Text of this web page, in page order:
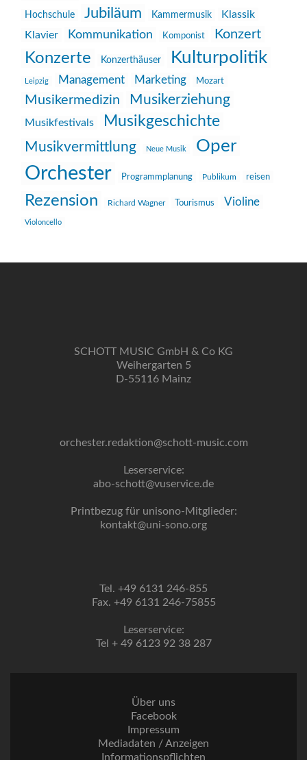
Hochschule Jubiläum Kammermusik
Klassik
Klavier
Kommunikation Komponist Konzert
Konzerte Konzerthäuser Kulturpolitik
Leipzig Management Marketing Mozart
Musikermedizin Musikerziehung
Musikfestivals Musikgeschichte
Musikvermittlung Neue Musik Oper
Orchester Programmplanung Publikum reisen
Rezension Richard Wagner Tourismus Violine
Violoncello
SCHOTT MUSIC GmbH & Co KG
Weihergarten 5
D-55116 Mainz
orchester.redaktion@schott-music.com
Leserservice:
abo-schott@vuservice.de
Printbezug für unisono-Mitglieder:
kontakt@uni-sono.org
Tel. +49 6131 246-855
Fax. +49 6131 246-75855
Leserservice:
Tel + 49 6123 92 38 287
Über uns
Facebook
Impressum
Mediadaten / Anzeigen
Informationspflichten